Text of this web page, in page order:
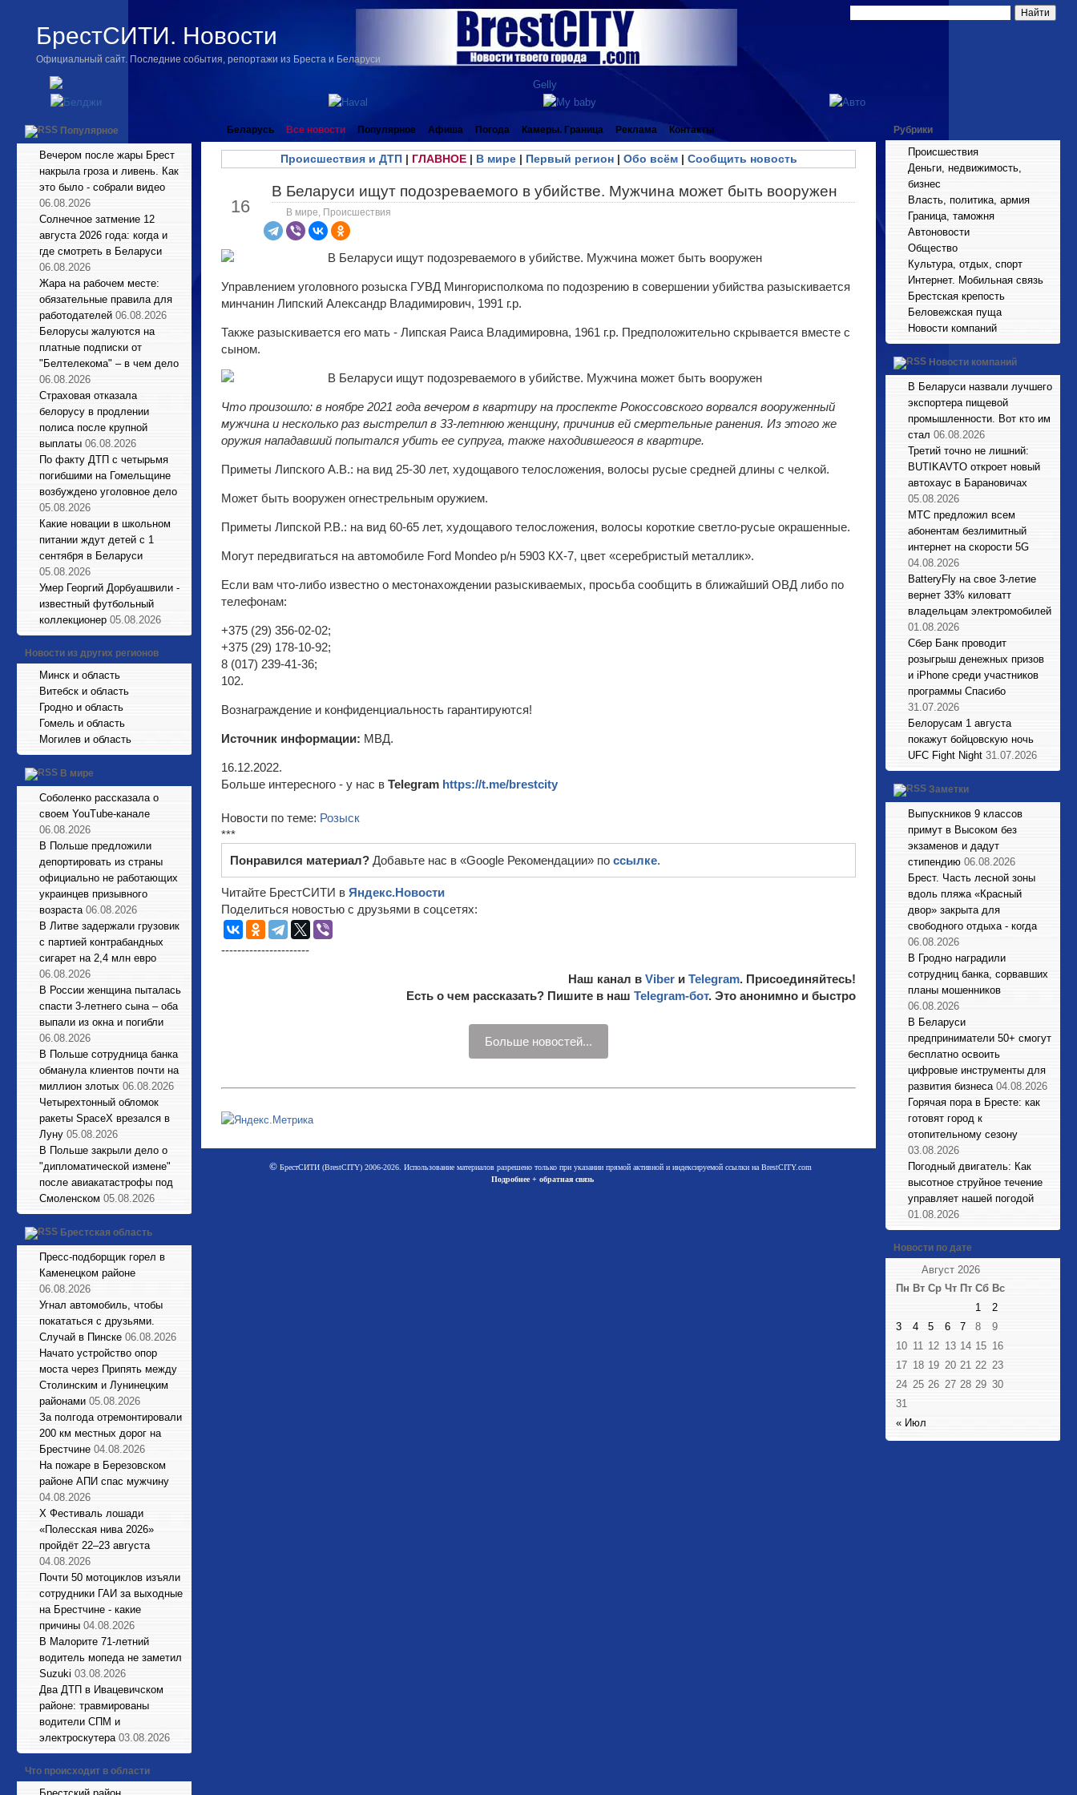
БрестСИТИ. Новости
Официальный сайт. Последние события, репортажи из Бреста и Беларуси
Популярное
Вечером после жары Брест
накрыла гроза и ливень. Как
это было - собрали видео
06.08.2026
Солнечное затмение 12
августа 2026 года: когда и
где смотреть в Беларуси
06.08.2026
Жара на рабочем месте:
обязательные правила для
работодателей 06.08.2026
Белорусы жалуются на
платные подписки от
"Белтелекома" – в чем дело
06.08.2026
Страховая отказала
белорусу в продлении
полиса после крупной
выплаты 06.08.2026
По факту ДТП с четырьмя
погибшими на Гомельщине
возбуждено уголовное дело
05.08.2026
Какие новации в школьном
питании ждут детей с 1
сентября в Беларуси
05.08.2026
Умер Георгий Дорбуашвили -
известный футбольный
коллекционер 05.08.2026
Новости из других регионов
Минск и область
Витебск и область
Гродно и область
Гомель и область
Могилев и область
В мире
Соболенко рассказала о
своем YouTube-канале
06.08.2026
В Польше предложили
депортировать из страны
официально не работающих
украинцев призывного
возраста 06.08.2026
В Литве задержали грузовик
с партией контрабандных
сигарет на 2,4 млн евро
06.08.2026
В России женщина пыталась
спасти 3-летнего сына – оба
выпали из окна и погибли
06.08.2026
В Польше сотрудница банка
обманула клиентов почти на
миллион злотых 06.08.2026
Четырехтонный обломок
ракеты SpaceX врезался в
Луну 05.08.2026
В Польше закрыли дело о
"дипломатической измене"
после авиакатастрофы под
Смоленском 05.08.2026
Брестская область
Пресс-подборщик горел в
Каменецком районе
06.08.2026
Угнал автомобиль, чтобы
покататься с друзьями.
Случай в Пинске 06.08.2026
Начато устройство опор
моста через Припять между
Столинским и Лунинецким
районами 05.08.2026
За полгода отремонтировали
200 км местных дорог на
Брестчине 04.08.2026
На пожаре в Березовском
районе АПИ спас мужчину
04.08.2026
X Фестиваль лошади
«Полесская нива 2026»
пройдёт 22–23 августа
04.08.2026
Почти 50 мотоциклов изъяли
сотрудники ГАИ за выходные
на Брестчине - какие
причины 04.08.2026
В Малорите 71-летний
водитель мопеда не заметил
Suzuki 03.08.2026
Два ДТП в Ивацевичском
районе: травмированы
водители СПМ и
электроскутера 03.08.2026
Что происходит в области
Беларусь Все новости Популярное Афиша Погода Камеры. Граница Реклама Контакты
Происшествия и ДТП| ГЛАВНОЕ| В мире| Первый регион| Обо всём| Сообщить новость
16
В Беларуси ищут подозреваемого в убийстве. Мужчина может быть вооружен
В мире Происшествия
Управлением уголовного розыска ГУВД Мингорисполкома по подозрению в совершении убийства разыскивается
минчанин Липский Александр Владимирович, 1991 г.р.
Также разыскивается его мать - Липская Раиса Владимировна, 1961 г.р. Предположительно скрывается вместе с
сыном.
Что произошло: в ноябре 2021 года вечером в квартиру на проспекте Рокоссовского ворвался вооруженный
мужчина и несколько раз выстрелил в 33-летнюю женщину, причинив ей смертельные ранения. Из этого же
оружия нападавший попытался убить ее супруга, также находившегося в квартире.
Приметы Липского А.В.: на вид 25-30 лет, худощавого телосложения, волосы русые средней длины с челкой.
Может быть вооружен огнестрельным оружием.
Приметы Липской Р.В.: на вид 60-65 лет, худощавого телосложения, волосы короткие светло-русые окрашенные.
Могут передвигаться на автомобиле Ford Mondeo р/н 5903 КХ-7, цвет «серебристый металлик».
Если вам что-либо известно о местонахождении разыскиваемых, просьба сообщить в ближайший ОВД либо по
телефонам:
+375 (29) 356-02-02;
+375 (29) 178-10-92;
8 (017) 239-41-36;
102.
Вознаграждение и конфиденциальность гарантируются!
Источник информации: МВД.
16.12.2022.
Больше интересного - у нас в Telegram https://t.me/brestcity
Новости по теме: Розыск
***
Понравился материал? Добавьте нас в «Google Рекомендации» по ссылке.
Читайте БрестСИТИ в Яндекс.Новости
Поделиться новостью с друзьями в соцсетях:
----------------------
Наш канал в Viber и Telegram. Присоединяйтесь!
Есть о чем рассказать? Пишите в наш Telegram-бот. Это анонимно и быстро
Больше новостей...
©БрестСИТИ (BrestCITY) 2006-2026. Использование материалов разрешено только при указании прямой активной и индексируемой ссылки на BrestCITY.com
Подробнее + обратная связь
Рубрики
Происшествия
Деньги, недвижимость,
бизнес
Власть, политика, армия
Граница, таможня
Автоновости
Общество
Культура, отдых, спорт
Интернет. Мобильная связь
Брестская крепость
Беловежская пуща
Новости компаний
Новости компаний
В Беларуси назвали лучшего
экспортера пищевой
промышленности. Вот кто им
стал 06.08.2026
Третий точно не лишний:
BUTIKAVTO откроет новый
автохаус в Барановичах
05.08.2026
МТС предложил всем
абонентам безлимитный
интернет на скорости 5G
04.08.2026
BatteryFly на свое 3-летие
вернет 33% киловатт
владельцам электромобилей
01.08.2026
Сбер Банк проводит
розыгрыш денежных призов
и iPhone среди участников
программы Спасибо
31.07.2026
Белорусам 1 августа
покажут бойцовскую ночь
UFC Fight Night 31.07.2026
Заметки
Выпускников 9 классов
примут в Высоком без
экзаменов и дадут
стипендию 06.08.2026
Брест. Часть лесной зоны
вдоль пляжа «Красный
двор» закрыта для
свободного отдыха - когда
06.08.2026
В Гродно наградили
сотрудниц банка, сорвавших
планы мошенников
06.08.2026
В Беларуси
предприниматели 50+ смогут
бесплатно освоить
цифровые инструменты для
развития бизнеса 04.08.2026
Горячая пора в Бресте: как
готовят город к
отопительному сезону
03.08.2026
Погодный двигатель: Как
высотное струйное течение
управляет нашей погодой
01.08.2026
Новости по дате
Август 2026
Пн Вт Ср Чт Пт Сб Вс
« Июл
1
2
3
4 5 6 7 8
9
10 11 12 13 14 15 16
17 18 19 20 21 22 23
24 25 26 27 28 29 30
31